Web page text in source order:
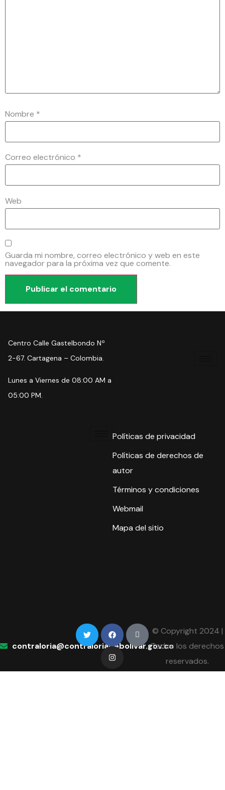
Nombre *
Correo electrónico *
Web
Guarda mi nombre, correo electrónico y web en este
navegador para la próxima vez que comente.
Centro Calle Gastelbondo Nº
2-67. Cartagena – Colombia.
Lunes a Viernes de 08:00 AM a
05:00 PM.
Políticas de privacidad
Políticas de derechos de
autor
Términos y condiciones
Webmail
Mapa del sitio
contraloria@contraloriadebolivar.gov.co
© Copyright 2024 |
Todos los derechos
reservados.